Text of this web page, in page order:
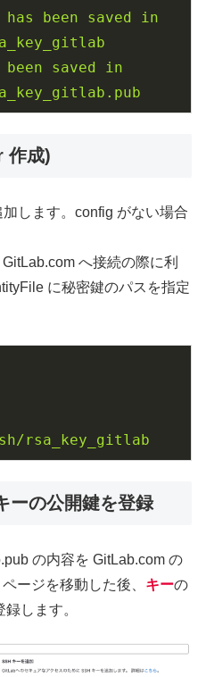
been saved in
saved in
作成)
します。config がない場合
へ接続の際に利
に秘密鍵のパスを指定
rsa_key_gitlab
ーの公開鍵を登録
の内容を GitLab.com の
ページを移動した後、 キーの
します。